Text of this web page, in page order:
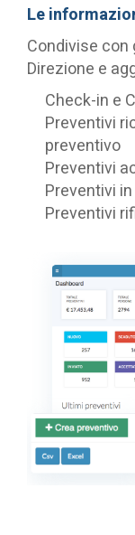
Le
Condivise con
Direzione e
Check-in e
Preventivi
preventivo
Preventivi
Preventivi
Preventivi